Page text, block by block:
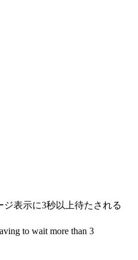
表示に3秒以上待たされる
to wait more than 3